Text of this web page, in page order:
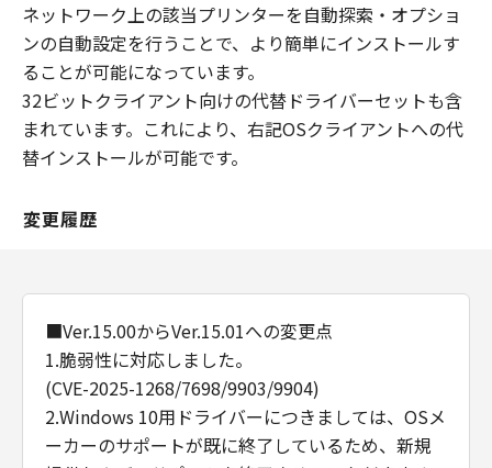
ネットワーク上の該当プリンターを自動探索・オプショ
ンの自動設定を行うことで、より簡単にインストールす
ることが可能になっています。
32ビットクライアント向けの代替ドライバーセットも含
まれています。これにより、右記OSクライアントへの代
替インストールが可能です。
変更履歴
■Ver.15.00からVer.15.01への変更点
1.脆弱性に対応しました。
(CVE-2025-1268/7698/9903/9904)
2.Windows 10用ドライバーにつきましては、OSメ
ーカーのサポートが既に終了しているため、新規